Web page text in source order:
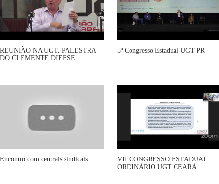
REUNIÃO NA UGT, PALESTRA
DO CLEMENTE DIEESE
5º Congresso Estadual UGT-PR
Encontro com centrais sindicais
VII CONGRESSO ESTADUAL
ORDINÁRIO UGT CEARÁ